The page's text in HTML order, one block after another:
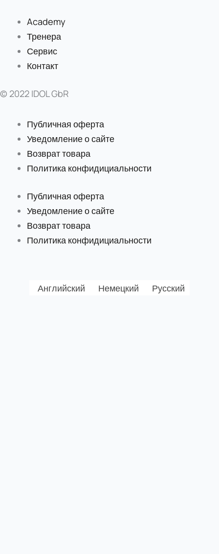
Academy
Тренера
Сервис
Контакт
© 2022 IDOL GbR
Публичная оферта
Уведомление о сайте
Возврат товара
Политика конфидициальности
Публичная оферта
Уведомление о сайте
Возврат товара
Политика конфидициальности
Английский Немецкий Русский